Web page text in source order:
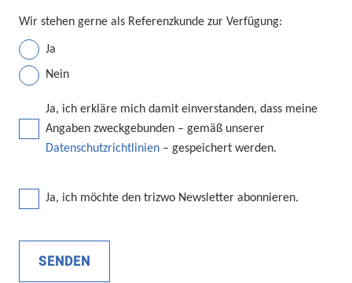
Wir stehen gerne als Referenzkunde zur Verfügung:
Ja
Nein
Ja, ich erkläre mich damit einverstanden, dass meine
Angaben zweckgebunden – gemäß unserer
Datenschutzrichtlinien – gespeichert werden.
Ja, ich möchte den trizwo Newsletter abonnieren.